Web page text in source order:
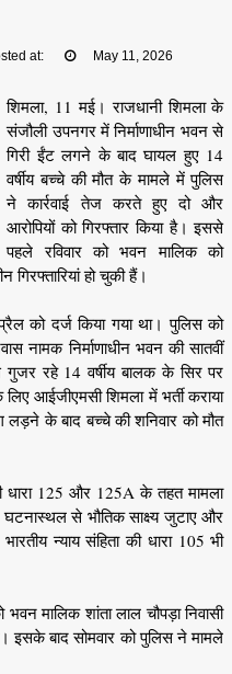
at: May 11, 2026
शिमला, 11 मई। राजधानी शिमला के
संजौली उपनगर में निर्माणाधीन भवन से
गिरी ईंट लगने के बाद घायल हुए 14
वर्षीय बच्चे की मौत के मामले में पुलिस
ने कार्रवाई तेज करते हुए दो और
आरोपियों को गिरफ्तार किया है। इससे
पहले रविवार को भवन मालिक को
हो चुकी हैं।
को दर्ज किया गया था। पुलिस को
नामक निर्माणाधीन भवन की सातवीं
रहे 14 वर्षीय बालक के सिर पर
आईजीएमसी शिमला में भर्ती कराया
के बाद बच्चे की शनिवार को मौत
धारा 125 और 125A के तहत मामला
से भौतिक साक्ष्य जुटाए और
न्याय संहिता की धारा 105 भी
मालिक शांता लाल चौपड़ा निवासी
इसके बाद सोमवार को पुलिस ने मामले